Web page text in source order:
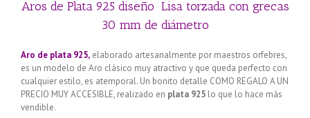
Aros de Plata 925 diseño Lisa torzada con grecas
30 mm de diámetro
Aro de plata 925, elaborado artesanalmente por maestros orfebres,
es un modelo de Aro clásico muy atractivo y que queda perfecto con
cualquier estilo, es atemporal. Un bonito detalle COMO REGALO A UN
PRECIO MUY ACCESIBLE, realizado en plata 925 lo que lo hace más
vendible.